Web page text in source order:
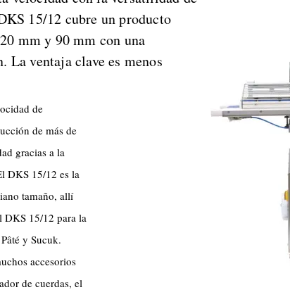
15/12 cubre un producto
mm y 90 mm con una
ventaja clave es menos
de
de más de
gracias a la
DKS 15/12 es la
tamaño, allí
DKS 15/12 para la
y Sucuk.
accesorios
de cuerdas, el